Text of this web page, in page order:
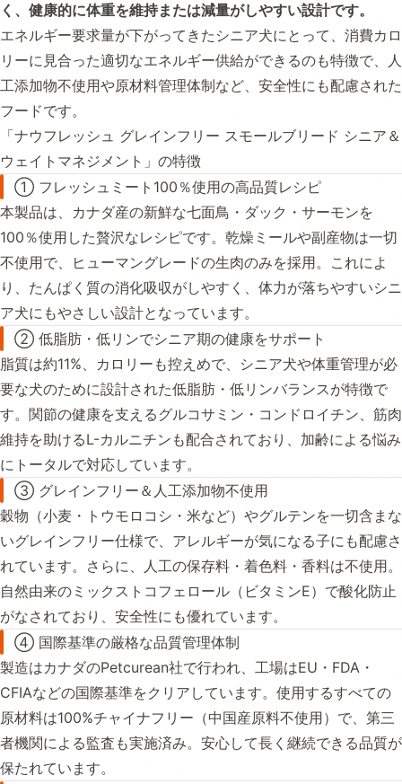
く、健康的に体重を維持または減量がしやすい設計です。
エネルギー要求量が下がってきたシニア犬にとって、消費カロ
リーに見合った適切なエネルギー供給ができるのも特徴で、人
工添加物不使用や原材料管理体制など、安全性にも配慮された
フードです。
「ナウフレッシュ グレインフリー スモールブリード シニア＆
ウェイトマネジメント」の特徴
① フレッシュミート100％使用の高品質レシピ
本製品は、カナダ産の新鮮な七面鳥・ダック・サーモンを
100％使用した贅沢なレシピです。乾燥ミールや副産物は一切
不使用で、ヒューマングレードの生肉のみを採用。これによ
り、たんぱく質の消化吸収がしやすく、体力が落ちやすいシニ
ア犬にもやさしい設計となっています。
② 低脂肪・低リンでシニア期の健康をサポート
脂質は約11%、カロリーも控えめで、シニア犬や体重管理が必
要な犬のために設計された低脂肪・低リンバランスが特徴で
す。関節の健康を支えるグルコサミン・コンドロイチン、筋肉
維持を助けるL-カルニチンも配合されており、加齢による悩み
にトータルで対応しています。
③ グレインフリー＆人工添加物不使用
穀物（小麦・トウモロコシ・米など）やグルテンを一切含まな
いグレインフリー仕様で、アレルギーが気になる子にも配慮さ
れています。さらに、人工の保存料・着色料・香料は不使用。
自然由来のミックストコフェロール（ビタミンE）で酸化防止
がなされており、安全性にも優れています。
④ 国際基準の厳格な品質管理体制
製造はカナダのPetcurean社で行われ、工場はEU・FDA・
CFIAなどの国際基準をクリアしています。使用するすべての
原材料は100%チャイナフリー（中国産原料不使用）で、第三
者機関による監査も実施済み。安心して長く継続できる品質が
保たれています。